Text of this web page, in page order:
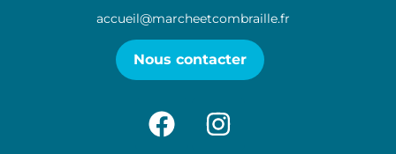
accueil@marcheetcombraille.fr
Nous contacter